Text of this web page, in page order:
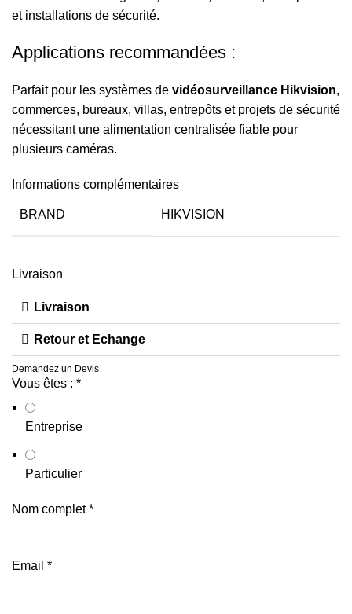
et installations de sécurité.
Applications recommandées :
Parfait pour les systèmes de vidéosurveillance Hikvision,
commerces, bureaux, villas, entrepôts et projets de sécurité
nécessitant une alimentation centralisée fiable pour
plusieurs caméras.
Informations complémentaires
BRAND HIKVISION
Livraison
Livraison
Retour et Echange
Demandez un Devis
Vous êtes : *
Entreprise
Particulier
Nom complet*
Email *